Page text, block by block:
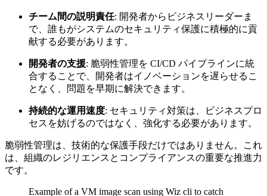
チーム間の説明責任: 開発者からビジネスリーダーま
で、誰もがシステムのセキュリティ保護に積極的に貢
献する必要があります。
開発者の支援: 脆弱性管理を CI/CD パイプラインに統
合することで、開発者はイノベーションを遅らせるこ
となく、問題を早期に解決できます。
持続的な運用速度: セキュリティ対策は、ビジネスプロ
セスを妨げるのではなく、強化する必要があります。
脆弱性管理は、技術的な保護手段だけではありません。これ
は、組織のレジリエンスとコンプライアンスの重要な推進力
です。
Example of a VM image scan using Wiz cli to catch